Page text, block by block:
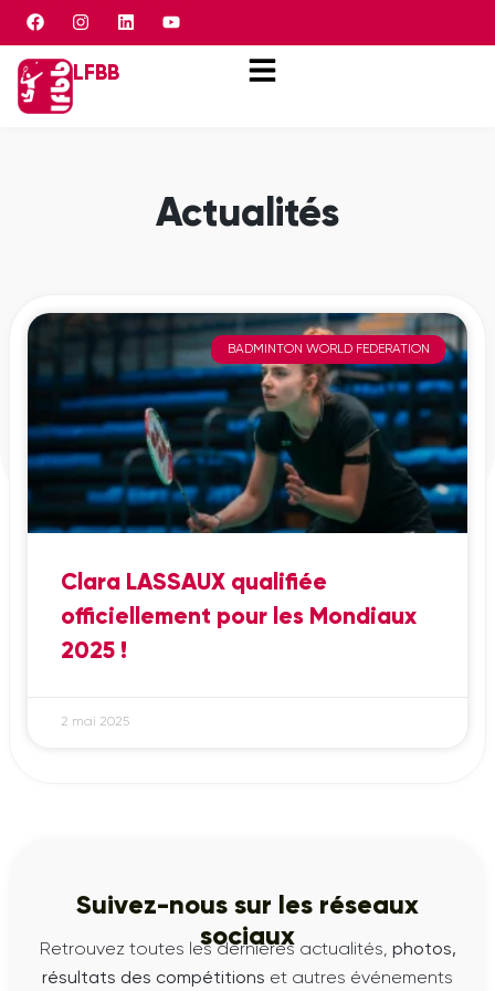
Panneau de gestion des cookies
LFBB
Actualités
BADMINTON WORLD FEDERATION
Clara LASSAUX qualifiée
officiellement pour les Mondiaux
2025 !
2 mai 2025
Suivez-nous sur les réseaux
sociaux
Retrouvez toutes les dernières actualités, photos,
résultats des compétitions et autres événements